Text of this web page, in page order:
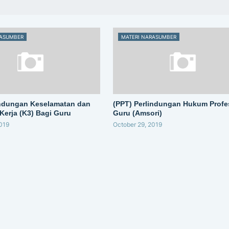
Keselamatan dan
(K3) Bagi Guru
MATERI NARASUMBER
(PPT) Perlindungan Hukum
Guru (Amsori)
October 29, 2019